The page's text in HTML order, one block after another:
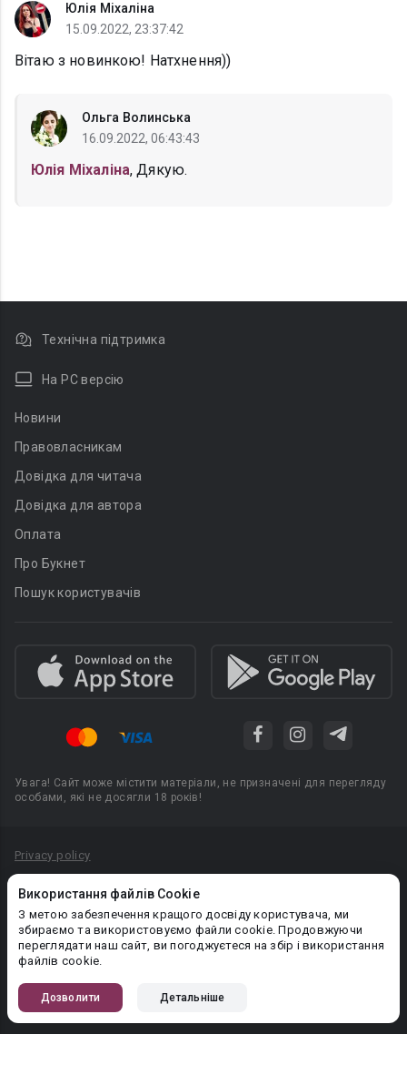
Юлія Міхаліна
15.09.2022, 23:37:42
Вітаю з новинкою! Натхнення))
Ольга Волинська
16.09.2022, 06:43:43
Юлія Міхаліна, Дякую.
Використання файлів Cookie
З метою забезпечення кращого досвіду користувача, ми
збираємо та використовуємо файли cookie. Продовжуючи
переглядати наш сайт, ви погоджуєтеся на збір і використання
файлів cookie.
Дозволити Детальніше
Технічна підтримка
На PC версію
Новини
Правовласникам
Довідка для читача
Довідка для автора
Оплата
Про Букнет
Пошук користувачів
Увага! Сайт може містити матеріали, не призначені для перегляду
особами, які не досягли 18 років!
Privacy policy
Політика конфіденційності
Правила публікації авторського контенту
PR-вiддiл: pr@booknet.com
© 2026 Booknet. Всі права захищено.